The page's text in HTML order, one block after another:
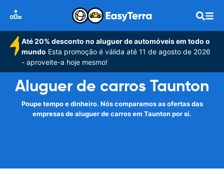
Até 20% desconto no aluguer de automóveis em todo o
mundo Esta promoção é válida até 11 de agosto de 2026
- aproveite-a hoje mesmo!
Aluguer de carros Taunton
Poupe tempo e dinheiro. Nós comparamos as ofertas das
empresas de aluguer de carros em Taunton por si.